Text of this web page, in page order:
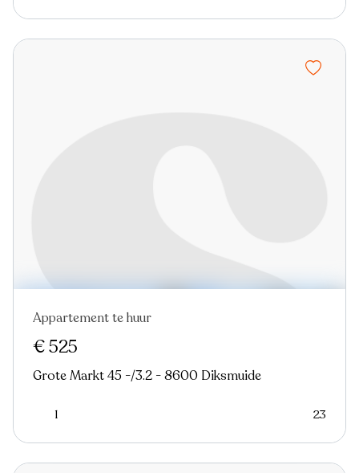
Nieuw
Appartement te huur
€ 525
Grote Markt 45 -/3.2 - 8600 Diksmuide
1 23